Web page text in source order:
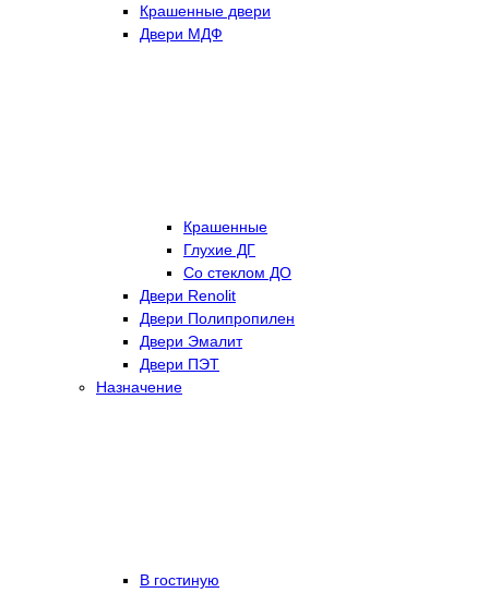
Крашенные двери
Двери МДФ
Крашенные
Глухие ДГ
Со стеклом ДО
Двери Renolit
Двери Полипропилен
Двери Эмалит
Двери ПЭТ
Назначение
В гостиную